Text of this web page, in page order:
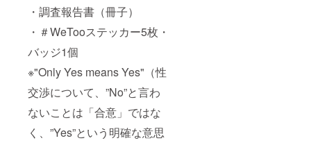
・調査報告書（冊子）
・＃WeTooステッカー5枚・
バッジ1個
※"Only Yes means Yes"（性
交渉について、”No”と言わ
ないことは「合意」ではな
く、”Yes”という明確な意思